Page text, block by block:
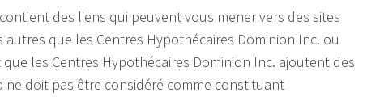
des liens qui peuvent vous mener vers des sites
que les Centres Hypothécaires Dominion Inc. ou
les Centres Hypothécaires Dominion Inc. ajoutent des
ne doit pas être considéré comme constituant